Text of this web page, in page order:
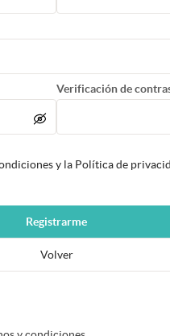
Verificación de
y la Política de
Registrarme
Volver